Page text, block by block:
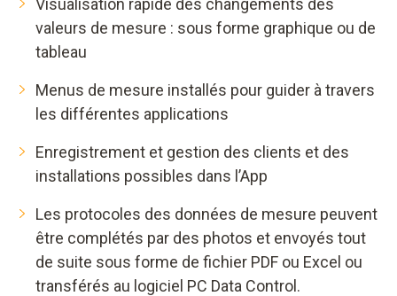
valeurs de mesure : sous forme graphique ou de
tableau
Menus de mesure installés pour guider à travers
les différentes applications
Enregistrement et gestion des clients et des
installations possibles dans l’App
Les protocoles des données de mesure peuvent
être complétés par des photos et envoyés tout
de suite sous forme de fichier PDF ou Excel ou
transférés au logiciel PC Data Control.